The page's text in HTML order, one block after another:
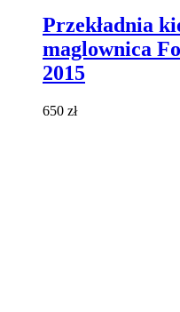
ma
wiele
Przekładnia
maglownica
2015
650 zł